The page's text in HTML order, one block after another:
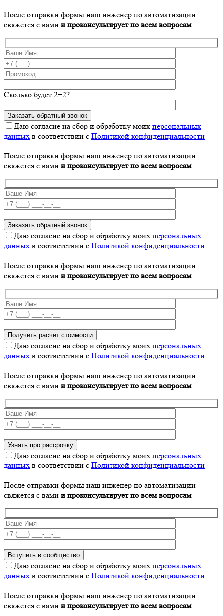
После отправки формы наш инженер по автоматизации
свяжется с вами и проконсультирует по всем вопросам
Сколько будет 2+2?
Даю согласие на сбор и обработку моих персональных
данных в соответствии с Политикой конфиденциальности
После отправки формы наш инженер по автоматизации
свяжется с вами и проконсультирует по всем вопросам
Даю согласие на сбор и обработку моих персональных
данных в соответствии с Политикой конфиденциальности
После отправки формы наш инженер по автоматизации
свяжется с вами и проконсультирует по всем вопросам
Даю согласие на сбор и обработку моих персональных
данных в соответствии с Политикой конфиденциальности
После отправки формы наш инженер по автоматизации
свяжется с вами и проконсультирует по всем вопросам
Даю согласие на сбор и обработку моих персональных
данных в соответствии с Политикой конфиденциальности
После отправки формы наш инженер по автоматизации
свяжется с вами и проконсультирует по всем вопросам
Даю согласие на сбор и обработку моих персональных
данных в соответствии с Политикой конфиденциальности
После отправки формы наш инженер по автоматизации
свяжется с вами и проконсультирует по всем вопросам